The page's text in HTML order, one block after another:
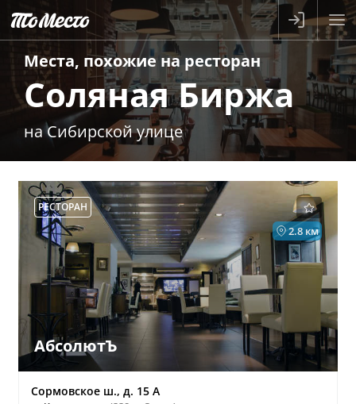
Места, похожие наресторан
Соляная Биржа
на Сибирской улице
РЕСТОРАН
2.8 км
АбсолютЪ
Сормовское ш., д. 15 А